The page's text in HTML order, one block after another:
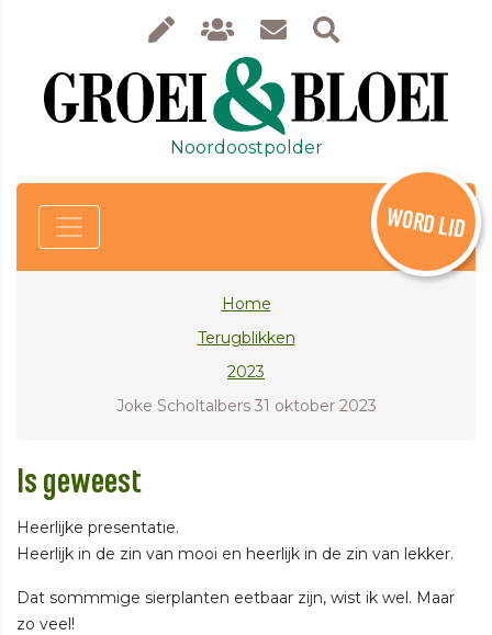
Noordoostpolder
WORD LID
Home
Terugblikken
2023
Joke Scholtalbers 31 oktober 2023
Is geweest
Heerlijke presentatie.
Heerlijk in de zin van mooi en heerlijk in de zin van lekker.
Dat sommmige sierplanten eetbaar zijn, wist ik wel. Maar
zo veel!